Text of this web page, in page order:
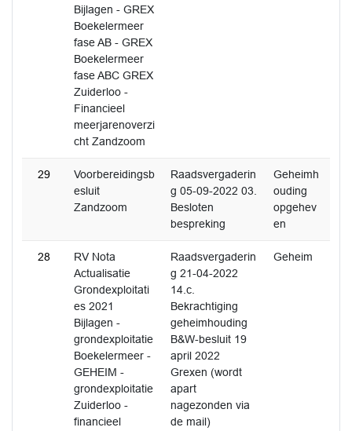
Bijlagen - GREX
Boekelermeer
fase AB - GREX
Boekelermeer
fase ABC GREX
Zuiderloo -
Financieel
meerjarenoverzi
cht Zandzoom
29
Voorbereidingsb
esluit
Zandzoom
Raadsvergaderin
g 05-09-2022 03.
Besloten
bespreking
Geheimh
ouding
opgehev
en
28
RV Nota
Actualisatie
Grondexploitati
es 2021
Bijlagen -
grondexploitatie
Boekelermeer -
GEHEIM -
grondexploitatie
Zuiderloo -
financieel
Raadsvergaderin
g 21-04-2022
14.c.
Bekrachtiging
geheimhouding
B&W-besluit 19
april 2022
Grexen (wordt
apart
nagezonden via
de mail)
Geheim